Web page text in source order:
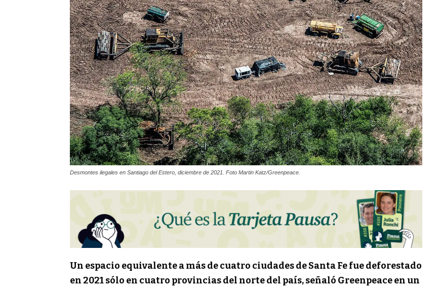
Desmontes ilegales en Santiago del Estero, diciembre de 2021. Foto Martin Katz/Greenpeace.
Un espacio equivalente a más de cuatro ciudades de Santa Fe fue deforestado
en 2021 sólo en cuatro provincias del norte del país, señaló Greenpeace en un